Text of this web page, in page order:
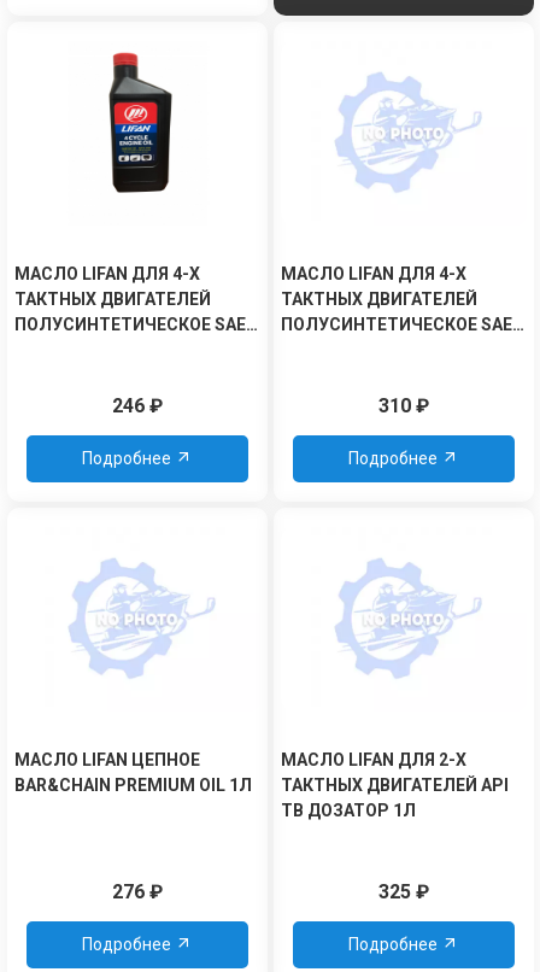
МАСЛО LIFAN ДЛЯ 4-Х
ТАКТНЫХ ДВИГАТЕЛЕЙ
ПОЛУСИНТЕТИЧЕСКОЕ SAE
246₽
Подробнее
МАСЛО LIFAN ДЛЯ 4-Х
ТАКТНЫХ ДВИГАТЕЛЕЙ
ПОЛУСИНТЕТИЧЕСКОЕ SAE
310₽
Подробнее
МАСЛО LIFAN ЦЕПНОЕ
BAR&CHAIN PREMIUM OIL 1Л
276₽
Подробнее
МАСЛО LIFAN ДЛЯ 2-Х
ТАКТНЫХ ДВИГАТЕЛЕЙ API
TB ДОЗАТОР 1Л
325₽
Подробнее